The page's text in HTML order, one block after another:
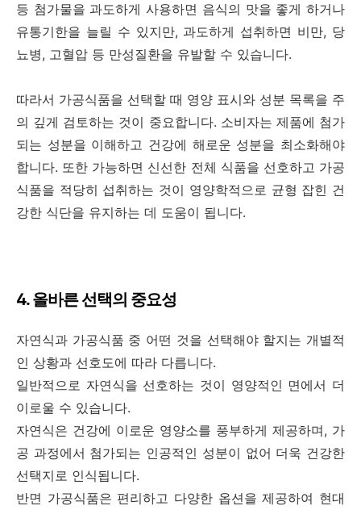
등 첨가물을 과도하게 사용하면 음식의 맛을 좋게 하거나
유통기한을 늘릴 수 있지만, 과도하게 섭취하면 비만, 당
뇨병, 고혈압 등 만성질환을 유발할 수 있습니다.
따라서 가공식품을 선택할 때 영양 표시와 성분 목록을 주
의 깊게 검토하는 것이 중요합니다. 소비자는 제품에 첨가
되는 성분을 이해하고 건강에 해로운 성분을 최소화해야
합니다. 또한 가능하면 신선한 전체 식품을 선호하고 가공
식품을 적당히 섭취하는 것이 영양학적으로 균형 잡힌 건
강한 식단을 유지하는 데 도움이 됩니다.
4. 올바른 선택의 중요성
자연식과 가공식품 중 어떤 것을 선택해야 할지는 개별적
인 상황과 선호도에 따라 다릅니다.
일반적으로 자연식을 선호하는 것이 영양적인 면에서 더
이로울 수 있습니다.
자연식은 건강에 이로운 영양소를 풍부하게 제공하며, 가
공 과정에서 첨가되는 인공적인 성분이 없어 더욱 건강한
선택지로 인식됩니다.
반면 가공식품은 편리하고 다양한 옵션을 제공하여 현대